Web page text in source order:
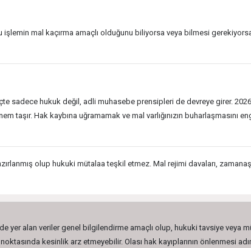
işlemin mal kaçırma amaçlı olduğunu biliyorsa veya bilmesi
sadece hukuk değil, adli muhasebe prensipleri de devreye girer.
Hak kaybına uğramamak ve mal varlığınızın buharlaşmasını
olup hukuki mütalaa teşkil etmez. Mal rejimi davaları,
alan veriler genel bilgilendirme amaçlı olup, hukuki tavsiye veya
kesinlik arz etmeyebilir. Olası hak kayıplarının önlenmesi